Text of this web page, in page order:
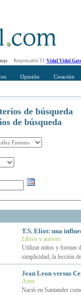
Responsable TI: Vidal Vidal
Opinión Creación
de búsqueda
de búsqueda
T.S. Eliot: una
Libros y autores
Utilizar mitos y formas
simplicidad, la lección
Jean Leon versus
Artes
Nació en Santander